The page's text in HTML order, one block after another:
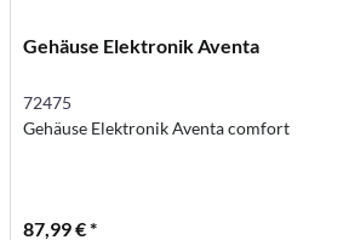
Gehäuse Elektronik Aventa
72475
Gehäuse Elektronik Aventa comfort
87,99 € *